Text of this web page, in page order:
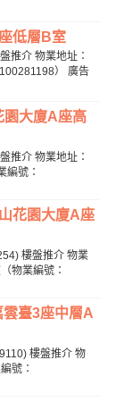
低層B室
推介 物業地址：
） 廣告
園大廈A座高
推介 物業地址：
編號：
花園大廈A座
樓盤推介 物業
物業編號：
雲臺3座中層A
樓盤推介 物
號：